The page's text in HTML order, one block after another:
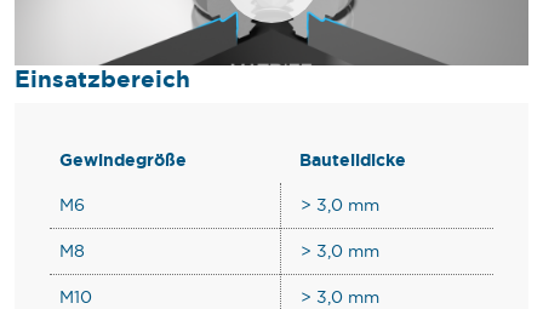
Einsatzbereich
Gewindegröße Bauteildicke
M6 > 3,0 mm
M8 > 3,0 mm
M10 > 3,0 mm